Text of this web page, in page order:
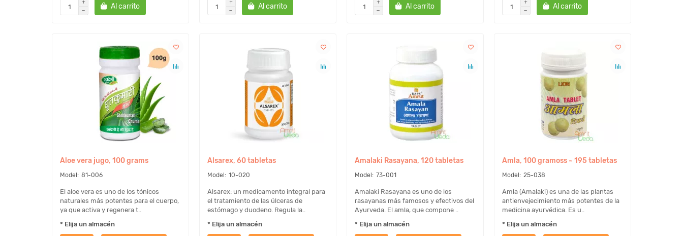
Al carrito Al carrito Al carrito Al carrito
Aloe vera jugo, 100 grams
81-006
El aloe vera es uno de los tónicos
naturales más potentes para el cuerpo,
ya que activa y regenera t..
* Elija un almacén
Alsarex, 60 tabletas
10-020
Alsarex: un medicamento integral para
el tratamiento de las úlceras de
estómago y duodeno. Regula la..
* Elija un almacén
Amalaki Rasayana, 120 tabletas
73-001
Amalaki Rasayana es uno de los
rasayanas más famosos y efectivos del
Ayurveda. El amla, que compone ..
* Elija un almacén
Amla, 100 gramoss ~ 195 tabletas
25-038
Amla (Amalaki) es una de las plantas
antienvejecimiento más potentes de la
medicina ayurvédica. Es u..
* Elija un almacén